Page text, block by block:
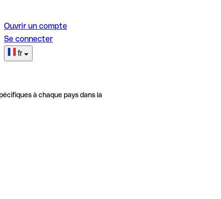
Ouvrir un compte
Se connecter
fr
à chaque pays dans la